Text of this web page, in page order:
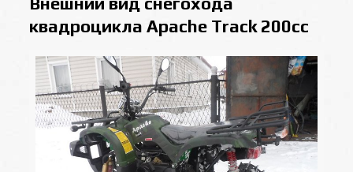
квадроцикла Apache Track 200cc